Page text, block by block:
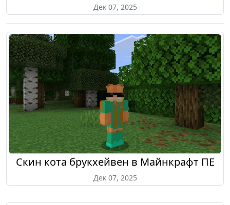
Дек 07, 2025
Скин кота брукхейвен в Майнкрафт ПЕ
Дек 07, 2025